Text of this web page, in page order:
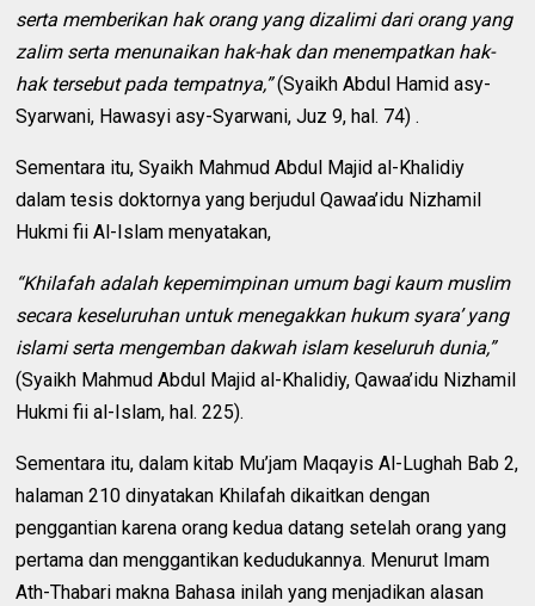
serta memberikan hak orang yang dizalimi dari orang yang
zalim serta menunaikan hak-hak dan menempatkan hak-
hak tersebut pada tempatnya,”(Syaikh Abdul Hamid asy-
Syarwani, Hawasyi asy-Syarwani, Juz 9, hal. 74) .
Sementara itu, Syaikh Mahmud Abdul Majid al-Khalidiy
dalam tesis doktornya yang berjudul Qawaa’idu Nizhamil
Hukmi fii Al-Islam menyatakan,
“Khilafah adalah kepemimpinan umum bagi kaum muslim
secara keseluruhan untuk menegakkan hukum syara’ yang
islami serta mengemban dakwah islam keseluruh dunia,”
(Syaikh Mahmud Abdul Majid al-Khalidiy, Qawaa’idu Nizhamil
Hukmi fii al-Islam, hal. 225).
Sementara itu, dalam kitab Mu’jam Maqayis Al-Lughah Bab 2,
halaman 210 dinyatakan Khilafah dikaitkan dengan
penggantian karena orang kedua datang setelah orang yang
pertama dan menggantikan kedudukannya. Menurut Imam
Ath-Thabari makna Bahasa inilah yang menjadikan alasan